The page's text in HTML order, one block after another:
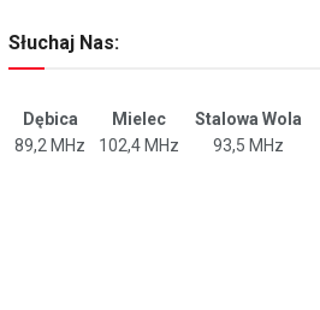
Słuchaj Nas:
Dębica Mielec Stalowa Wola
89,2 MHz
102,4 MHz 93,5 MHz